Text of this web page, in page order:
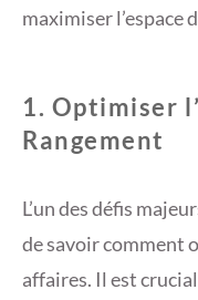
maximiser l’espace
1. Optimiser
Rangement
L’un des défis
de savoir comment
affaires. Il est